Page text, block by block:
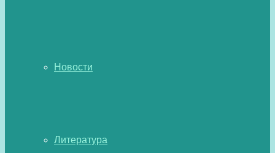
Новости
Литература